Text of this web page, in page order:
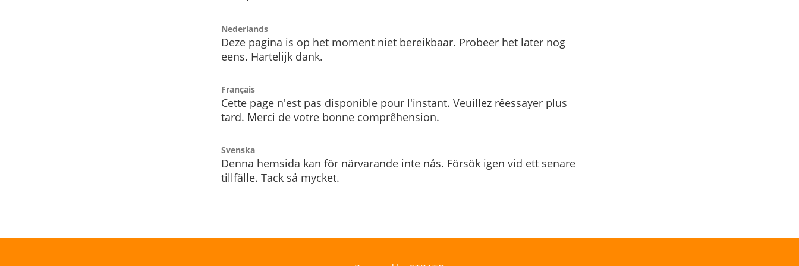
Nederlands
Deze pagina is op het moment niet bereikbaar. Probeer het later nog
eens. Hartelijk dank.
Français
Cette page n'est pas disponible pour l'instant. Veuillez rêessayer plus
tard. Merci de votre bonne comprêhension.
Svenska
Denna hemsida kan för närvarande inte nås. Försök igen vid ett senare
tillfälle. Tack så mycket.